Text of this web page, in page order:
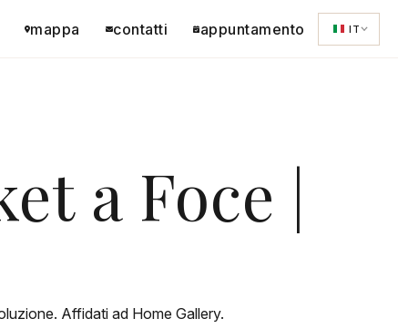
mappa contatti appuntamento IT
a Foce |
Affidati ad Home Gallery.